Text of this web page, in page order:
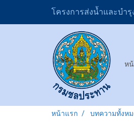
โครงการส่งน้ำและบำ
ห
หน้าแรก บทความทั้งห